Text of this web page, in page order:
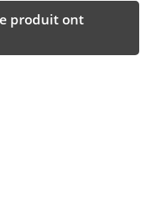
produit ont